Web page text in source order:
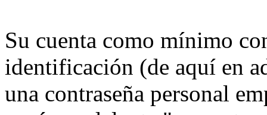
Su cuenta como mínimo
identificación (de aquí en
una contraseña personal